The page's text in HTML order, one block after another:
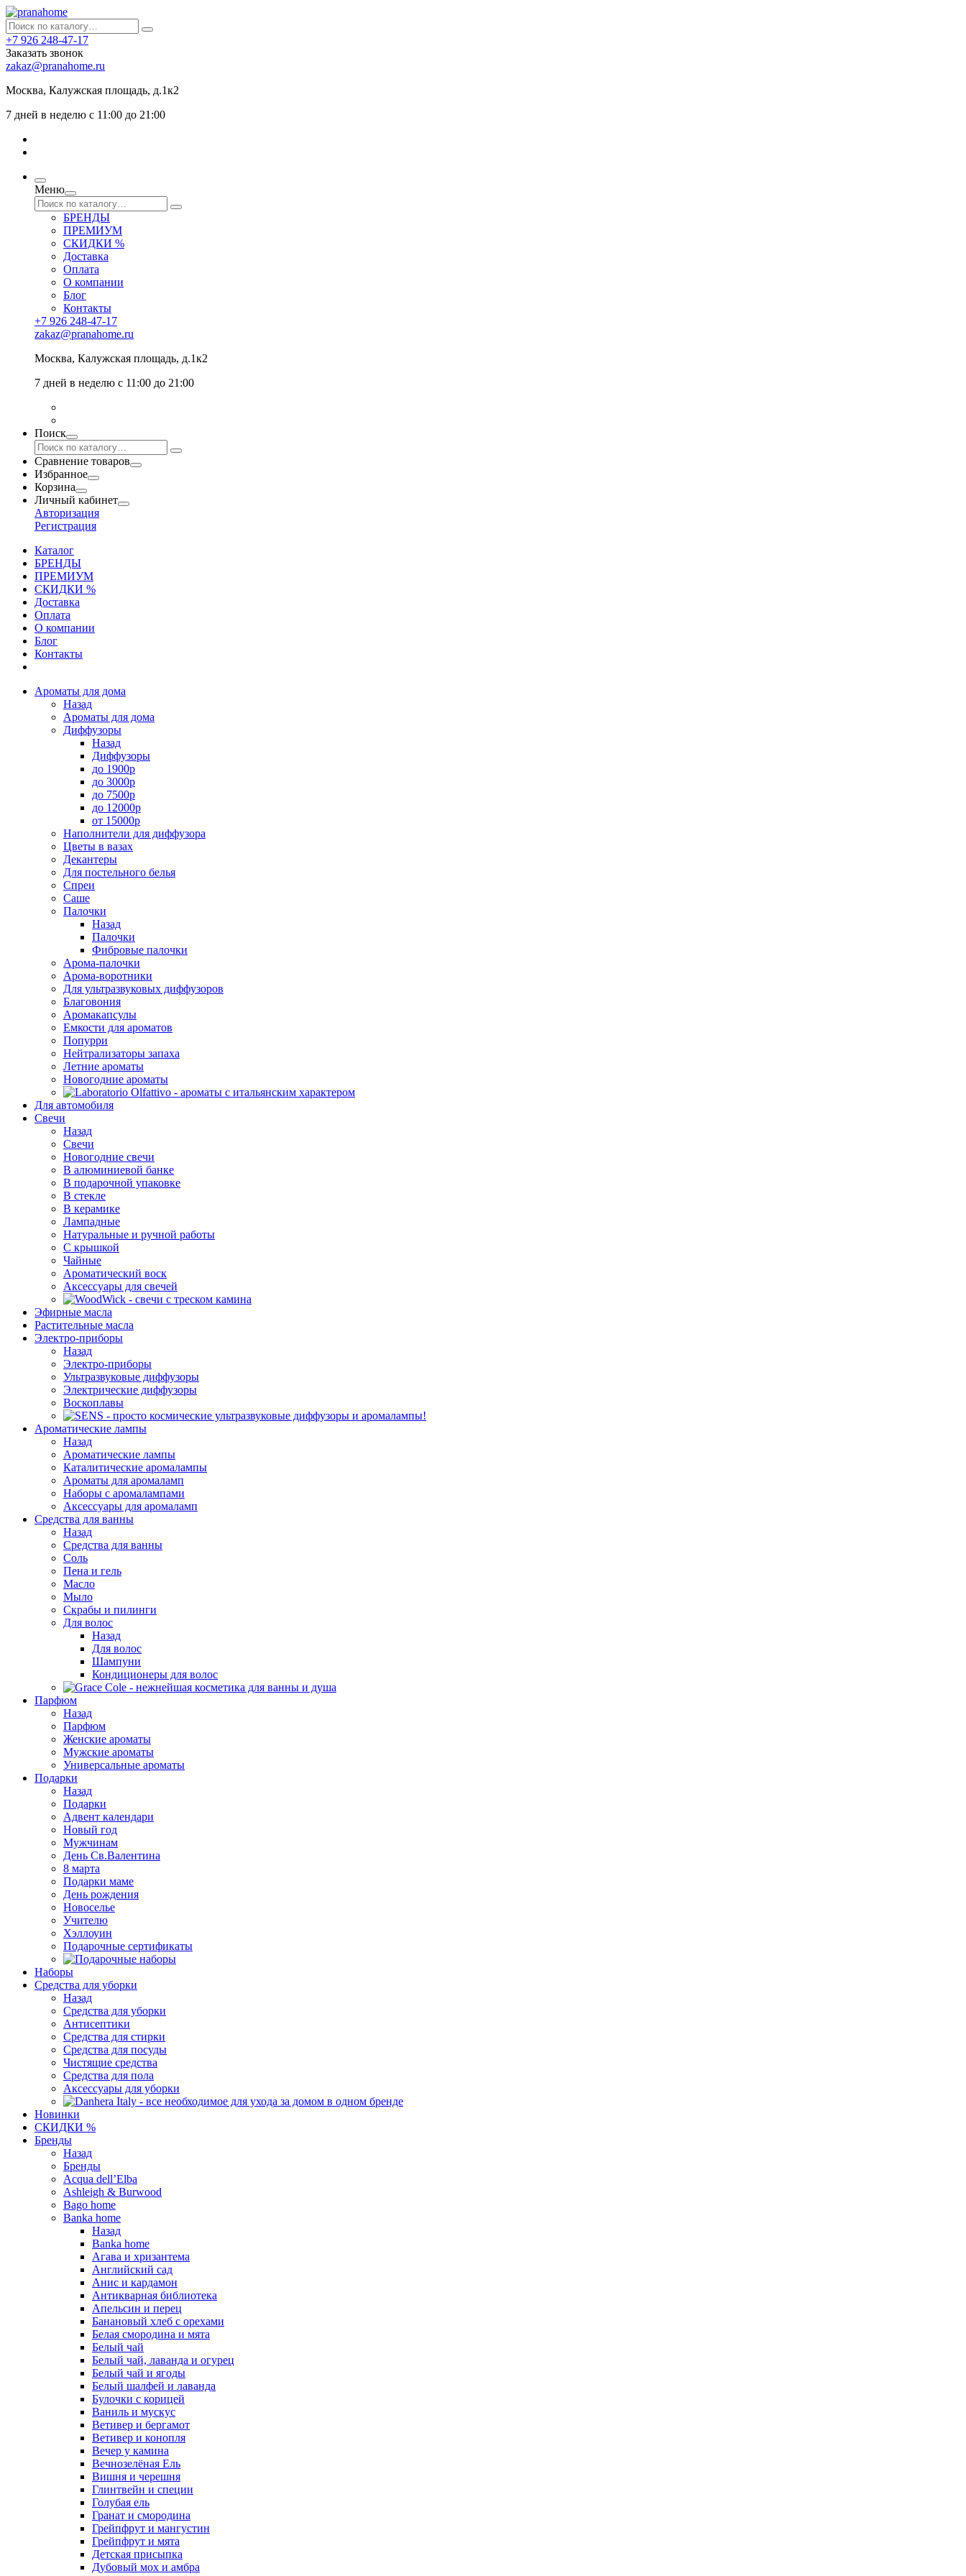
+7 926 248-47-17
Заказать звонок
zakaz@pranahome.ru
Москва, Калужская площадь, д.1к2
7 дней в неделю с 11:00 до 21:00
Меню
БРЕНДЫ
ПРЕМИУМ
СКИДКИ %
Доставка
Оплата
О компании
Блог
Контакты
+7 926 248-47-17
zakaz@pranahome.ru
Москва, Калужская площадь, д.1к2
7 дней в неделю с 11:00 до 21:00
Поиск
Сравнение товаров
Избранное
Корзина
Личный кабинет
Авторизация
Регистрация
Каталог
БРЕНДЫ
ПРЕМИУМ
СКИДКИ %
Доставка
Оплата
О компании
Блог
Контакты
Ароматы для дома
Назад
Ароматы для дома
Диффузоры
Назад
Диффузоры
до 1900р
до 3000р
до 7500р
до 12000р
от 15000р
Наполнители для диффузора
Цветы в вазах
Декантеры
Для постельного белья
Спреи
Саше
Палочки
Назад
Палочки
Фибровые палочки
Арома-палочки
Арома-воротники
Для ультразвуковых диффузоров
Благовония
Аромакапсулы
Емкости для ароматов
Попурри
Нейтрализаторы запаха
Летние ароматы
Новогодние ароматы
Для автомобиля
Свечи
Назад
Свечи
Новогодние свечи
В алюминиевой банке
В подарочной упаковке
В стекле
В керамике
Лампадные
Натуральные и ручной работы
С крышкой
Чайные
Ароматический воск
Аксессуары для свечей
Эфирные масла
Растительные масла
Электро-приборы
Назад
Электро-приборы
Ультразвуковые диффузоры
Электрические диффузоры
Воскоплавы
Ароматические лампы
Назад
Ароматические лампы
Каталитические аромалампы
Ароматы для аромаламп
Наборы с аромалампами
Аксессуары для аромаламп
Средства для ванны
Назад
Средства для ванны
Соль
Пена и гель
Масло
Мыло
Скрабы и пилинги
Для волос
Назад
Для волос
Шампуни
Кондиционеры для волос
Парфюм
Назад
Парфюм
Женские ароматы
Мужские ароматы
Универсальные ароматы
Подарки
Назад
Подарки
Адвент календари
Новый год
Мужчинам
День Св.Валентина
8 марта
Подарки маме
День рождения
Новоселье
Учителю
Хэллоуин
Подарочные сертификаты
Наборы
Средства для уборки
Назад
Средства для уборки
Антисептики
Средства для стирки
Средства для посуды
Чистящие средства
Средства для пола
Аксессуары для уборки
Новинки
СКИДКИ %
Бренды
Назад
Бренды
Acqua dell’Elba
Ashleigh & Burwood
Bago home
Banka home
Назад
Banka home
Агава и хризантема
Английский сад
Анис и кардамон
Антикварная библиотека
Апельсин и перец
Банановый хлеб с орехами
Белая смородина и мята
Белый чай
Белый чай, лаванда и огурец
Белый чай и ягоды
Белый шалфей и лаванда
Булочки с корицей
Ваниль и мускус
Ветивер и бергамот
Ветивер и конопля
Вечер у камина
Вечнозелёная Ель
Вишня и черешня
Глинтвейн и специи
Голубая ель
Гранат и смородина
Грейпфрут и мангустин
Грейпфрут и мята
Детская присыпка
Дубовый мох и амбра